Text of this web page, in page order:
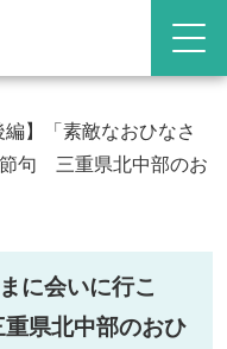
編】「素敵なおひなさ
句 三重県北中部のお
に会いに行こ
県北中部のおひ